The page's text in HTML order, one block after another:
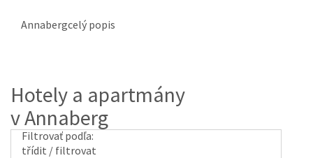
Annabergcelý popis
Hotely a apartmány
v Annaberg
Filtrovať podľa:
třídit / filtrovat